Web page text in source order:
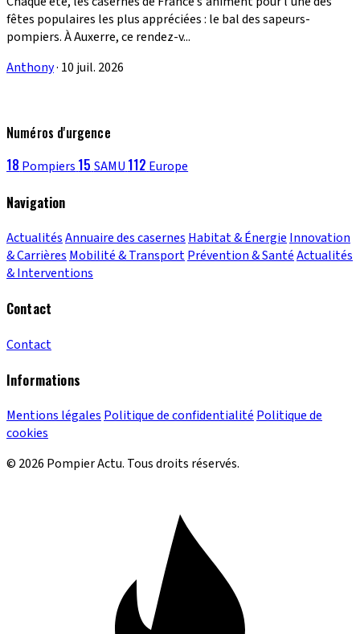
fêtes populaires les plus appréciées : le bal des sapeurs-
pompiers. À Auxerre, ce rendez-v...
Anthony· 10 juil. 2026
Numéros d'urgence
18Pompiers15 SAMU112Europe
Navigation
ActualitésAnnuaire des casernes Habitat & Énergie Innovation
& Carrières Mobilité & TransportPrévention & SantéActualités
& Interventions
Contact
Contact
Informations
Mentions légales Politique de confidentialité Politique de
cookies
© 2026 Pompier Actu. Tous droits réservés.